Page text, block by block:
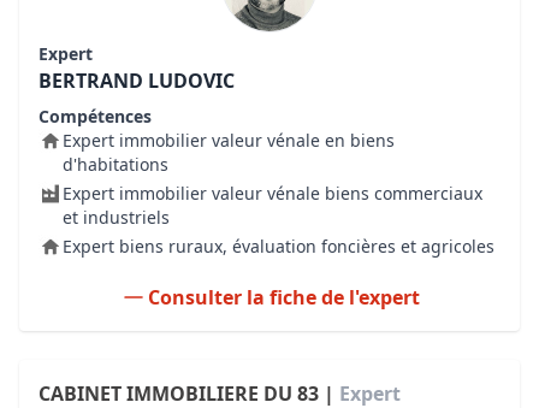
Expert
BERTRAND LUDOVIC
Compétences
Expert immobilier valeur vénale en biens
d'habitations
Expert immobilier valeur vénale biens commerciaux
et industriels
Expert biens ruraux, évaluation foncières et agricoles
Consulter la fiche de l'expert
CABINET IMMOBILIERE DU 83 | Expert